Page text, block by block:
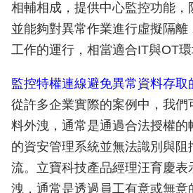
相輔相成，提供中心監控功能，
並能夠對異常作業進行虛擬隔離
工作的運行，相當適合IT與OT環
監控特權連線避免異常資料存取
從許多企業實際的案例中，我們
料外洩，通常是通過合法授權的
的資安管理系統並無法識別與
流。立寶科技產品經理汪育慶表
洩，通常是透過員工有意或無意